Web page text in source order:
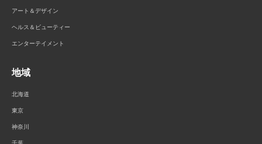
アート＆デザイン
ヘルス＆ビューティー
エンターテイメント
地域
北海道
東京
神奈川